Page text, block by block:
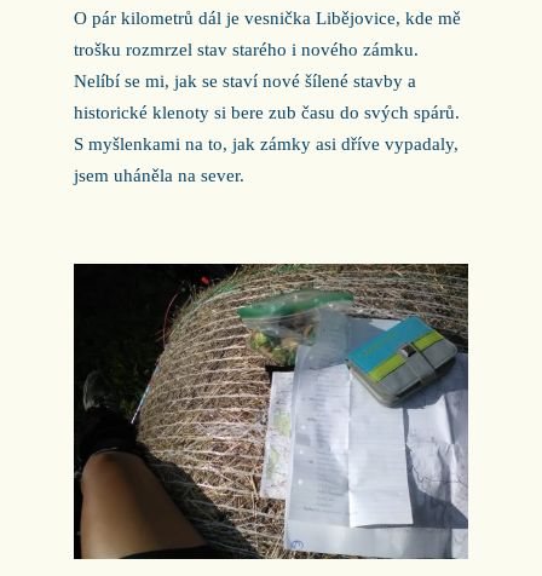
O pár kilometrů dál je vesnička Libějovice, kde mě
trošku rozmrzel stav starého i nového zámku.
Nelíbí se mi, jak se staví nové šílené stavby a
historické klenoty si bere zub času do svých spárů.
S myšlenkami na to, jak zámky asi dříve vypadaly,
jsem uháněla na sever.